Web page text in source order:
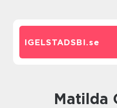
IGELSTADSBI.se